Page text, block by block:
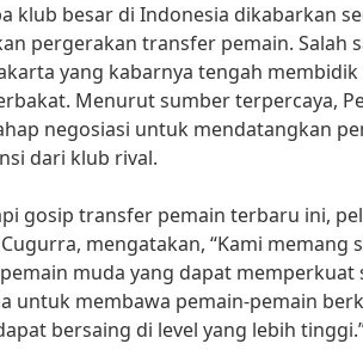
klub besar di Indonesia dikabarkan
pergerakan transfer pemain. Salah
yang kabarnya tengah
Menurut sumber terpercaya,
negosiasi untuk mendatangkan
dari klub rival.
gosip transfer pemain terbaru ini,
mengatakan, “Kami memang
muda yang dapat memperkuat
untuk membawa pemain-pemain
bersaing di level yang lebih